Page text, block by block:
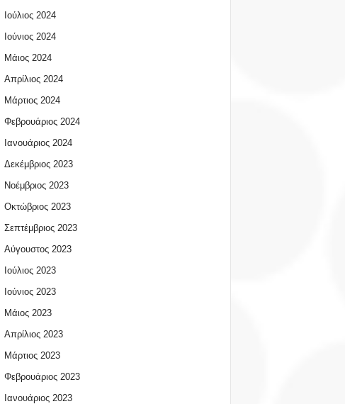
Ιούλιος 2024
Ιούνιος 2024
Μάιος 2024
Απρίλιος 2024
Μάρτιος 2024
Φεβρουάριος 2024
Ιανουάριος 2024
Δεκέμβριος 2023
Νοέμβριος 2023
Οκτώβριος 2023
Σεπτέμβριος 2023
Αύγουστος 2023
Ιούλιος 2023
Ιούνιος 2023
Μάιος 2023
Απρίλιος 2023
Μάρτιος 2023
Φεβρουάριος 2023
Ιανουάριος 2023